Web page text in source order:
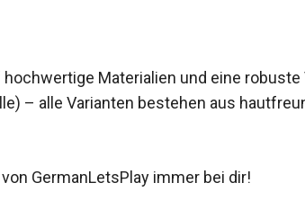
Materialien und eine robuste
– alle Varianten bestehen aus
GermanLetsPlay immer bei dir!